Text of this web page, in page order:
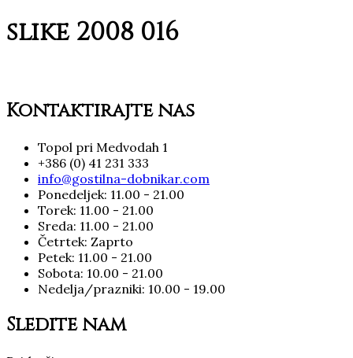
slike 2008 016
Kontaktirajte nas
Topol pri Medvodah 1
+386 (0) 41 231 333
info@gostilna-dobnikar.com
Ponedeljek: 11.00 - 21.00
Torek: 11.00 - 21.00
Sreda: 11.00 - 21.00
Četrtek: Zaprto
Petek: 11.00 - 21.00
Sobota: 10.00 - 21.00
Nedelja/prazniki: 10.00 - 19.00
Sledite nam